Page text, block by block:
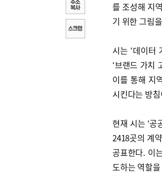
를 조성해 지
기 위한 그림
시는 ‘데이터
‘브랜드 가치
이를 통해 지
시킨다는 방
현재 시는 ‘공
2418곳의 계
공표한다. 이
도하는 역할